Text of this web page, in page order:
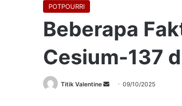
POTPOURRI
Beberapa
Cesium-137
Titik Valentine
Send09/10/2025